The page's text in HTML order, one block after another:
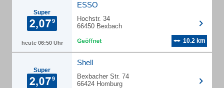
Super
heute 06:50 Uhr
ESSO
Hochstr. 34
66450 Bexbach
10.2 km
Super
Shell
Bexbacher Str. 74
66424 Homburg